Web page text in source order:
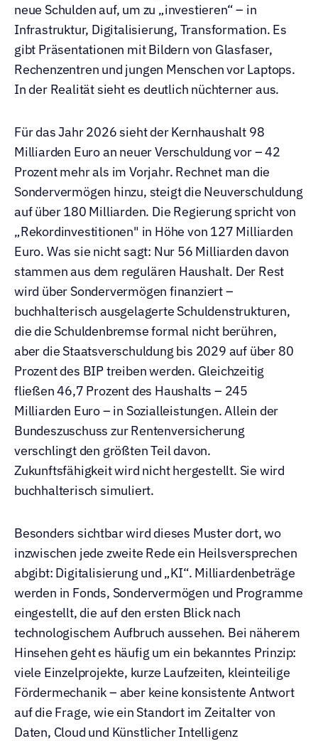
neue Schulden auf, um zu „investieren“ – in
Infrastruktur, Digitalisierung, Transformation. Es
gibt Präsentationen mit Bildern von Glasfaser,
Rechenzentren und jungen Menschen vor Laptops.
In der Realität sieht es deutlich nüchterner aus.
Für das Jahr 2026 sieht der Kernhaushalt 98
Milliarden Euro an neuer Verschuldung vor – 42
Prozent mehr als im Vorjahr. Rechnet man die
Sondervermögen hinzu, steigt die Neuverschuldung
auf über 180 Milliarden. Die Regierung spricht von
„Rekordinvestitionen" in Höhe von 127 Milliarden
Euro. Was sie nicht sagt: Nur 56 Milliarden davon
stammen aus dem regulären Haushalt. Der Rest
wird über Sondervermögen finanziert –
buchhalterisch ausgelagerte Schuldenstrukturen,
die die Schuldenbremse formal nicht berühren,
aber die Staatsverschuldung bis 2029 auf über 80
Prozent des BIP treiben werden. Gleichzeitig
fließen 46,7 Prozent des Haushalts – 245
Milliarden Euro – in Sozialleistungen. Allein der
Bundeszuschuss zur Rentenversicherung
verschlingt den größten Teil davon.
Zukunftsfähigkeit wird nicht hergestellt. Sie wird
buchhalterisch simuliert.
Besonders sichtbar wird dieses Muster dort, wo
inzwischen jede zweite Rede ein Heilsversprechen
abgibt: Digitalisierung und „KI“. Milliardenbeträge
werden in Fonds, Sondervermögen und Programme
eingestellt, die auf den ersten Blick nach
technologischem Aufbruch aussehen. Bei näherem
Hinsehen geht es häufig um ein bekanntes Prinzip:
viele Einzelprojekte, kurze Laufzeiten, kleinteilige
Fördermechanik – aber keine konsistente Antwort
auf die Frage, wie ein Standort im Zeitalter von
Daten, Cloud und Künstlicher Intelligenz